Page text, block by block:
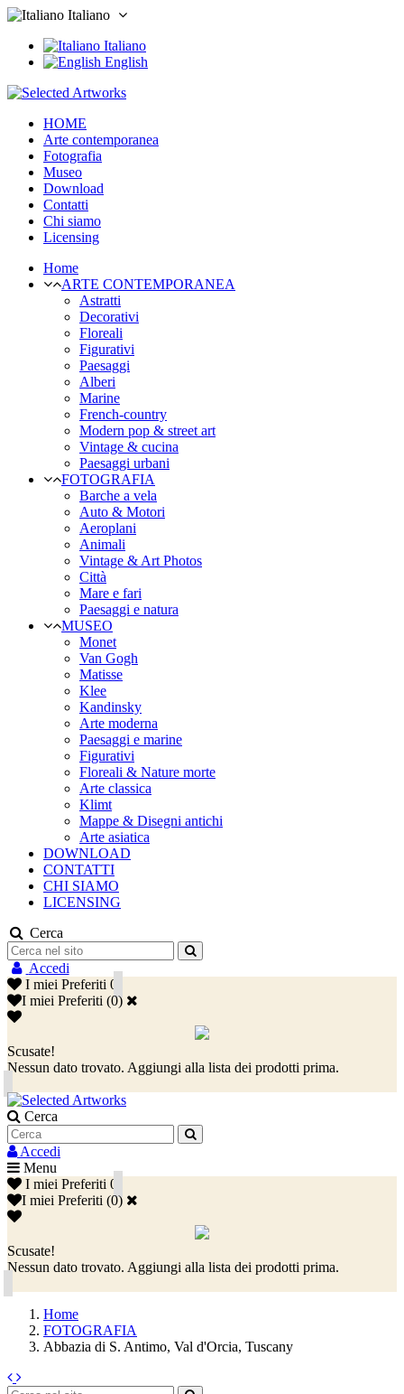
Italiano
Italiano
English
HOME
Arte contemporanea
Fotografia
Museo
Download
Contatti
Chi siamo
Licensing
Home
ARTE CONTEMPORANEA
Astratti
Decorativi
Floreali
Figurativi
Paesaggi
Alberi
Marine
French-country
Modern pop & street art
Vintage & cucina
Paesaggi urbani
FOTOGRAFIA
Barche a vela
Auto & Motori
Aeroplani
Animali
Vintage & Art Photos
Città
Mare e fari
Paesaggi e natura
MUSEO
Monet
Van Gogh
Matisse
Klee
Kandinsky
Arte moderna
Paesaggi e marine
Figurativi
Floreali & Nature morte
Arte classica
Klimt
Mappe & Disegni antichi
Arte asiatica
DOWNLOAD
CONTATTI
CHI SIAMO
LICENSING
Cerca
Accedi
I miei Preferiti 0
I miei Preferiti (0)
Scusate!
Nessun dato trovato. Aggiungi alla lista dei prodotti prima.
Cerca
Accedi
Menu
I miei Preferiti 0
I miei Preferiti (0)
Scusate!
Nessun dato trovato. Aggiungi alla lista dei prodotti prima.
Home
FOTOGRAFIA
Abbazia di S. Antimo, Val d'Orcia, Tuscany